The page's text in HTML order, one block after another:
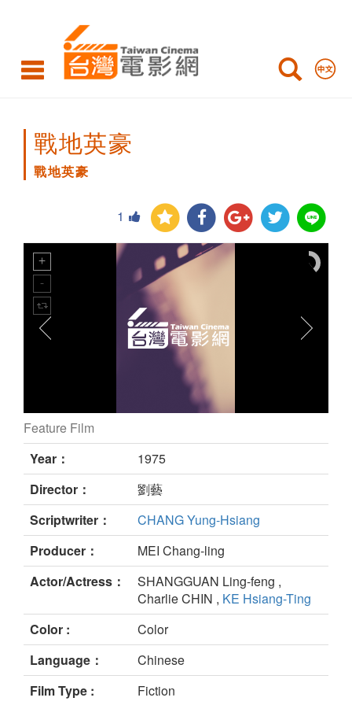
英
戰地英豪
戰地英豪
1
戰地英豪 still
Feature Film
Year：
1975
Director：
劉藝
Scriptwriter：
CHANG Yung-Hsiang
Producer：
MEI Chang-ling
Actor/Actress：
SHANGGUAN Ling-feng ,
Charlie CHIN , KE Hsiang-Ting
Color :
Color
Language：
Chinese
Film Type :
Fiction